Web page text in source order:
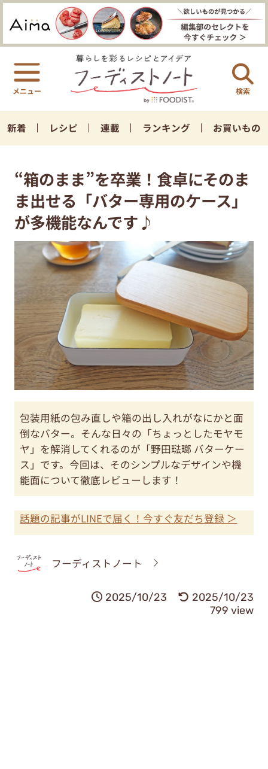
検索
新着 レシピ 連載 ランキング お買いもの
“箱のまま”を卒業！食卓にそのま
ま出せる「バター専用のケース」
が多機能なんです♪
包装用紙の包み直しや箱の出し入れがなにかと面
倒なバター。そんな日々の「ちょっとしたモヤモ
ヤ」を解消してくれるのが「野田琺瑯 バターケー
ス」です。今回は、そのシンプルなデザインや機
能面について徹底レビューします！
話題の記事がLINEで届く！今すぐ友だち登録 ＞
フーディストノート
2025/10/23
2025/10/23
799 view